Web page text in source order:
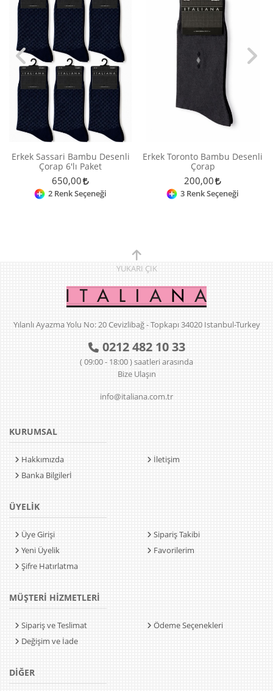
Erkek Sassari Bambu Desenli
Çorap 6'lı Paket
650,00
2 Renk Seçeneği
Erkek Toronto Bambu Desenli
Çorap
200,00
3 Renk Seçeneği
YUKARI ÇIK
Yılanlı Ayazma Yolu No: 20 Cevizlibağ - Topkapı 34020 Istanbul-Turkey
0212 482 10 33
( 09:00 - 18:00 ) saatleri arasında
Bize Ulaşın
info@italiana.com.tr
KURUMSAL
Hakkımızda
Banka Bilgilerİ
İletişim
ÜYELİK
Üye Girişi
Yeni Üyelik
Şifre Hatırlatma
Sipariş Takibi
Favorilerim
MÜŞTERİ HİZMETLERİ
Sipariş ve Teslimat
Değişim ve İade
Ödeme Seçenekleri
DİĞER